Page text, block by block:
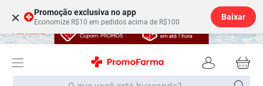
× Promoção exclusiva no app
Economize R$10 em pedidos acima de R$100
Baixar
O que você está buscando?